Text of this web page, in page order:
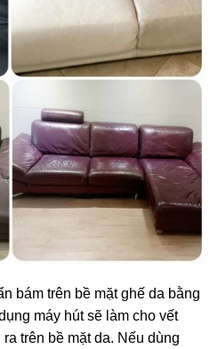
bám trên bề mặt ghế da bằng
máy hút sẽ làm cho vết
trên bề mặt da. Nếu dùng